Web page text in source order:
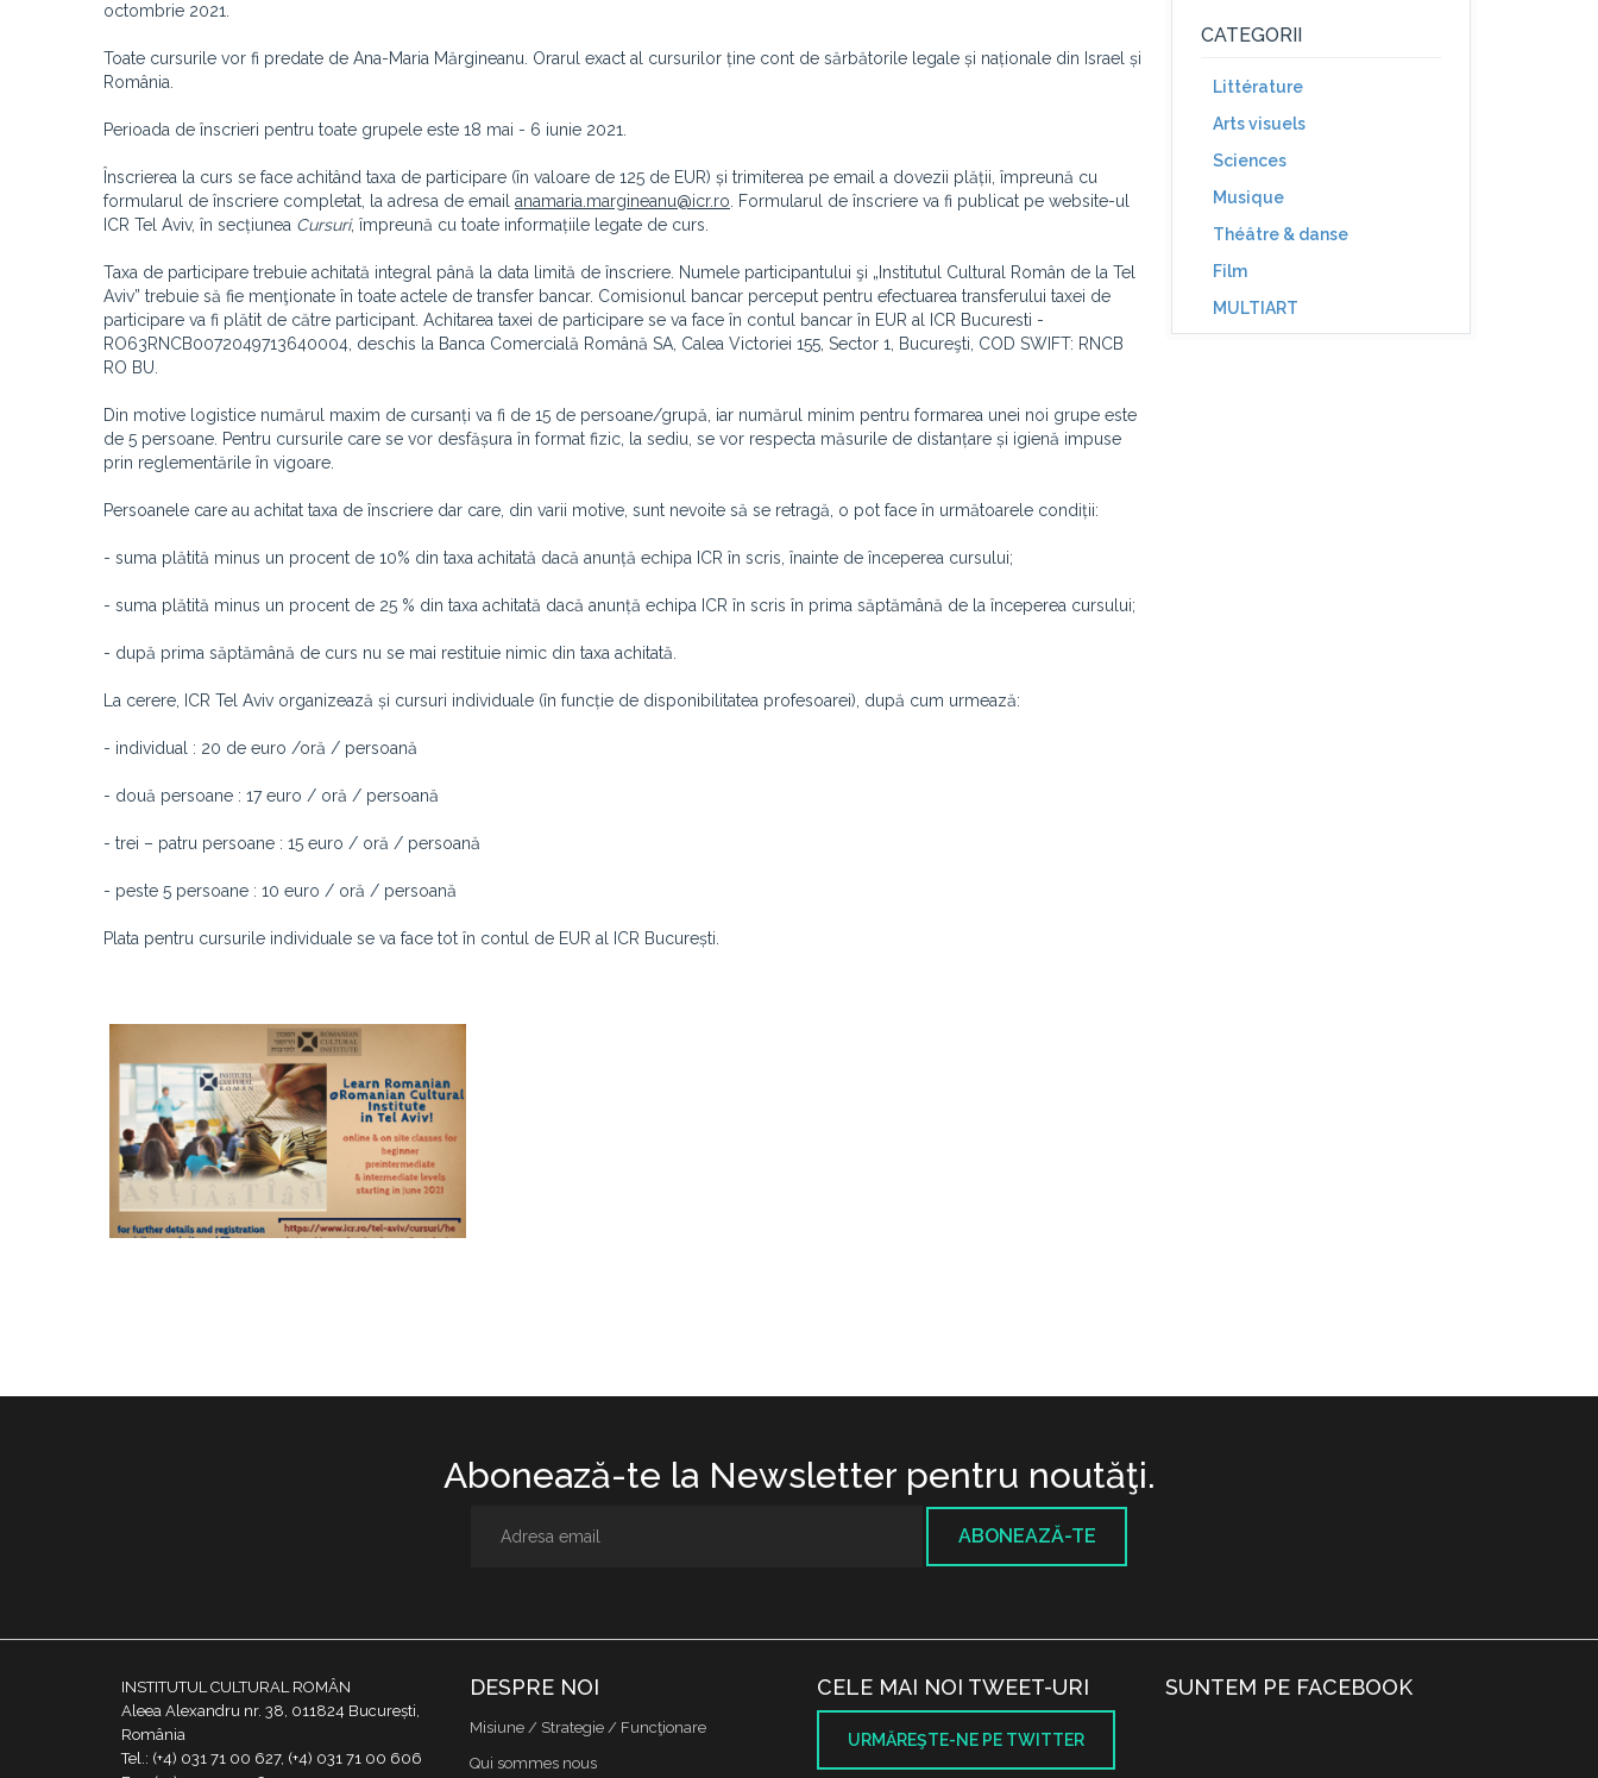
octombrie 2021.
Toate cursurile vor fi predate de Ana-Maria Mărgineanu. Orarul exact al cursurilor ține cont de sărbătorile legale și naționale din Israel și
România.
Perioada de înscrieri pentru toate grupele este 18 mai - 6 iunie 2021.
Înscrierea la curs se face achitând taxa de participare (în valoare de 125 de EUR) și trimiterea pe email a dovezii plății, împreună cu
formularul de înscriere completat, la adresa de email anamaria.margineanu@icr.ro . Formularul de înscriere va fi publicat pe website-ul
ICR Tel Aviv, în secțiunea Cursuri, împreună cu toate informațiile legate de curs.
Taxa de participare trebuie achitată integral până la data limită de înscriere. Numele participantului şi „Institutul Cultural Român de la Tel
Aviv” trebuie să fie menţionate în toate actele de transfer bancar. Comisionul bancar perceput pentru efectuarea transferului taxei de
participare va fi plătit de către participant. Achitarea taxei de participare se va face în contul bancar în EUR al ICR Bucuresti -
RO63RNCB0072049713640004, deschis la Banca Comercială Română SA, Calea Victoriei 155, Sector 1, Bucureşti, COD SWIFT: RNCB
RO BU.
Din motive logistice numărul maxim de cursanți va fi de 15 de persoane/grupă, iar numărul minim pentru formarea unei noi grupe este
de 5 persoane. Pentru cursurile care se vor desfășura în format fizic, la sediu, se vor respecta măsurile de distanțare și igienă impuse
prin reglementările în vigoare.
Persoanele care au achitat taxa de înscriere dar care, din varii motive, sunt nevoite să se retragă, o pot face în următoarele condiții:
- suma plătită minus un procent de 10% din taxa achitată dacă anunță echipa ICR în scris, înainte de începerea cursului;
- suma plătită minus un procent de 25 % din taxa achitată dacă anunță echipa ICR în scris în prima săptămână de la începerea cursului;
- după prima săptămână de curs nu se mai restituie nimic din taxa achitată.
La cerere, ICR Tel Aviv organizează și cursuri individuale (în funcție de disponibilitatea profesoarei), după cum urmează:
- individual : 20 de euro /oră / persoană
- două persoane : 17 euro / oră / persoană
- trei – patru persoane : 15 euro / oră / persoană
- peste 5 persoane : 10 euro / oră / persoană
Plata pentru cursurile individuale se va face tot în contul de EUR al ICR București.
CATEGORII
Littérature
Arts visuels
Sciences
Musique
Théâtre & danse
Film
MULTIART
Abonează-te la Newsletter pentru noutăţi.
ABONEAZĂ-TE
INSTITUTUL CULTURAL ROMÂN
Aleea Alexandru nr. 38, 011824 București,
România
Tel.: (+4) 031 71 00 627, (+4) 031 71 00 606
DESPRE NOI
Misiune / Strategie / Funcţionare
Qui sommes nous
CELE MAI NOI TWEET-URI
URMĂREŞTE-NE PE TWITTER
SUNTEM PE FACEBOOK